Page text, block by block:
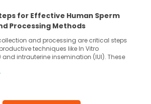
for Effective Human Sperm
Processing Methods
and processing are critical steps
techniques like In Vitro
and intrauterine insemination (IUI). These
couples achieve their dream of
the